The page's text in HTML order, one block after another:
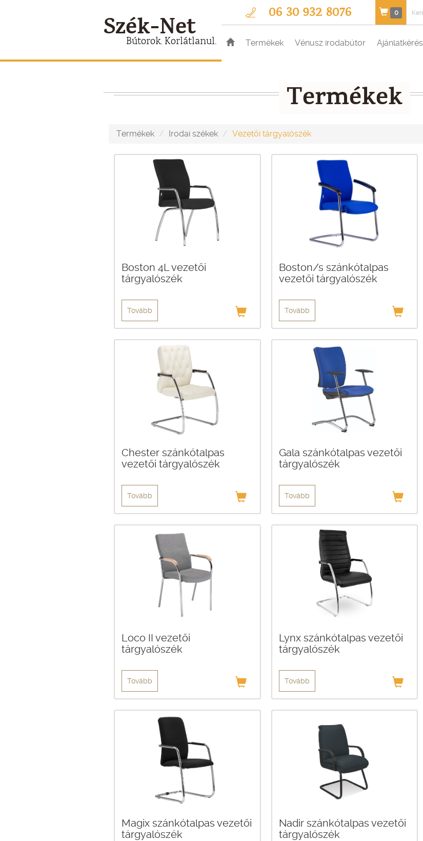
Szék-Net
Bútorok. Korlátlanul.
06 30 932 8076 0
Termékek Vénusz irodabútor Ajánlatkérés
Termékek
Termékek Irodai székek Vezetői tárgyalószék
Boston 4L vezetői
tárgyalószék
Tovább
Boston/s szánkótalpas
vezetői tárgyalószék
Tovább
Chester szánkótalpas
vezetői tárgyalószék
Tovább
Gala szánkótalpas vezetői
tárgyalószék
Tovább
Loco II vezetői
tárgyalószék
Tovább
Lynx szánkótalpas vezetői
tárgyalószék
Tovább
Magix szánkótalpas vezetői
tárgyalószék
Nadir szánkótalpas vezetői
tárgyalószék